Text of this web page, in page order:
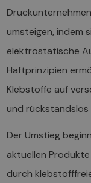
umsteigen, indem
elektrostatische
Haftprinzipien
Klebstoffe auf
und
Der Umstieg
aktuellen
durch